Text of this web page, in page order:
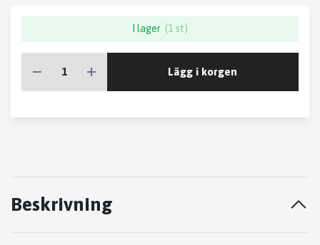
I lager (1 st)
Lägg i korgen
Beskrivning